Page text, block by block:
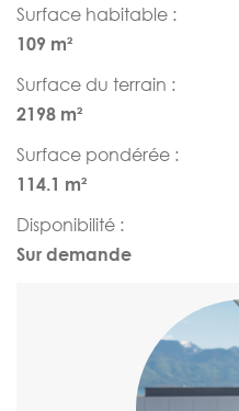
Surface habitable :
109 m²
Surface du terrain :
2198 m²
Surface pondérée :
114.1 m²
Disponibilité :
Sur demande